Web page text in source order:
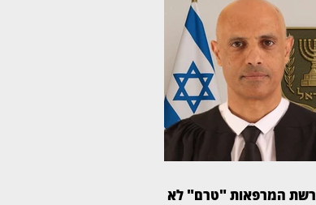
רשת המרפאות "טרם" לא